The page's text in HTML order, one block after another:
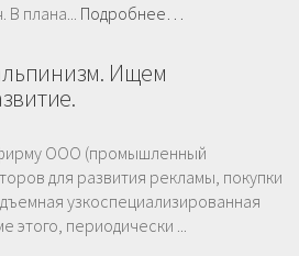
плана... Подробнее…
Ищем
ООО (промышленный
для развития рекламы, покупки
узкоспециализированная
этого, периодически ...